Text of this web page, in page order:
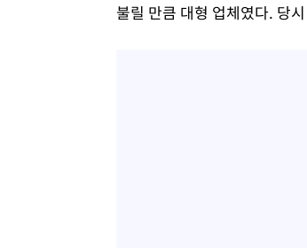
불릴 만큼 대형 업체였다. 당